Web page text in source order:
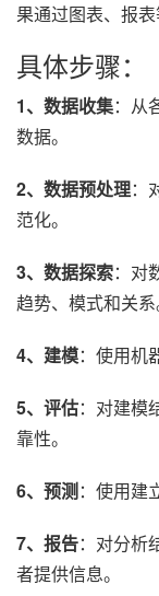
果通过图表、报表
具体步骤：
1、数据收集：从
数据。
2、数据预处理：
范化。
3、数据探索：对
趋势、模式和关系
4、建模：使用机
5、评估：对建模
靠性。
6、预测：使用建
7、报告：对分析
者提供信息。